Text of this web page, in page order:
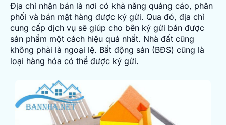
Địa chỉ nhận bán là nơi có khả năng quảng cáo, phân
phối và bán mặt hàng được ký gửi. Qua đó, địa chỉ
cung cấp dịch vụ sẽ giúp cho bên ký gửi bán được
sản phẩm một cách hiệu quả nhất. Nhà đất cũng
không phải là ngoại lệ. Bất động sản (BĐS) cũng là
loại hàng hóa có thể được ký gửi.